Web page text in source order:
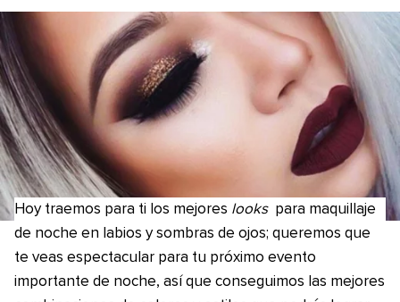
Hoy traemos para ti los mejores looks para maquillaje
de noche en labios y sombras de ojos; queremos que
te veas espectacular para tu próximo evento
importante de noche, así que conseguimos las mejores